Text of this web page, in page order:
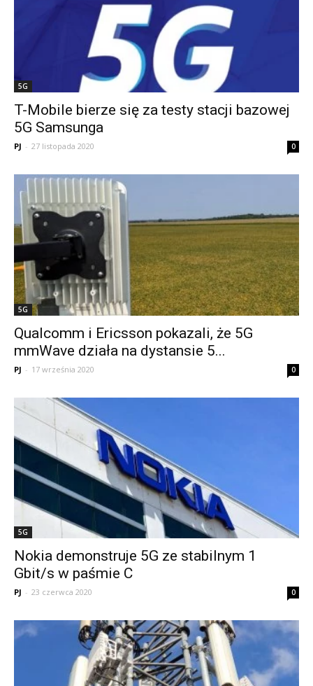
5G
T-Mobile bierze się za testy stacji bazowej
5G Samsunga
PJ - 27 listopada 2020 0
5G
Qualcomm i Ericsson pokazali, że 5G
mmWave działa na dystansie 5...
PJ - 17 września 2020 0
5G
Nokia demonstruje 5G ze stabilnym 1
Gbit/s w paśmie C
PJ - 23 czerwca 2020 0